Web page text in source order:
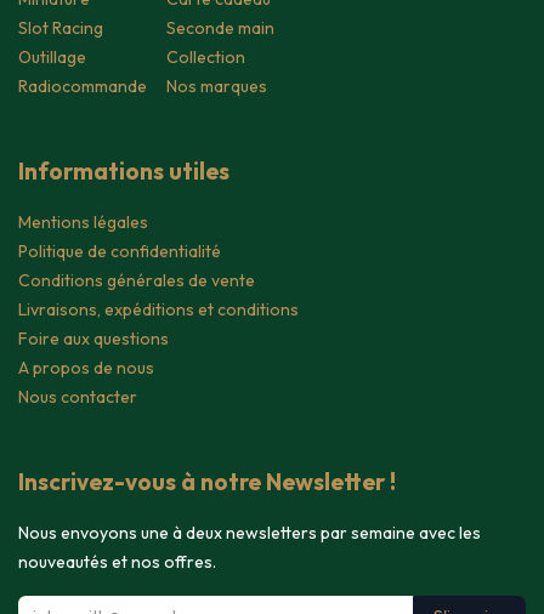
Slot Racing
Outillage
Radiocommande
Seconde main
Collection
Nos marques
Informations utiles
Mentions légales
Politique de confidentialité
Conditions générales de vente
Livraisons, expéditions et conditions
Foire aux questions
A propos de nous
Nous contacter
Inscrivez-vous à notre Newsletter !
Nous envoyons une à deux newsletters par semaine avec les
nouveautés et nos offres.